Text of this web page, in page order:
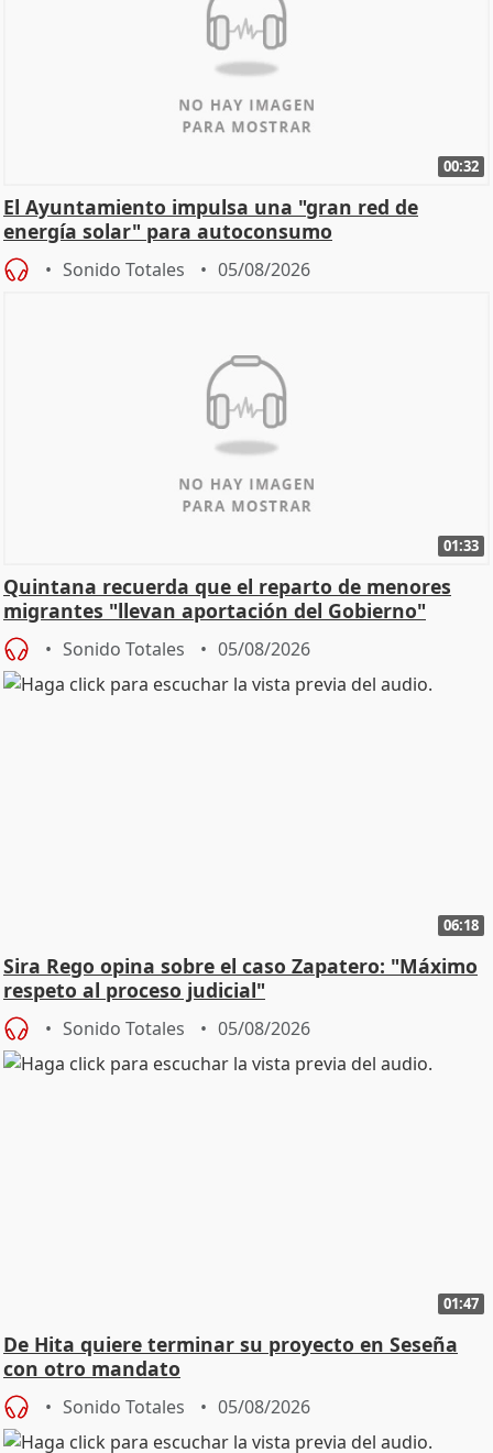
00:32
El Ayuntamiento impulsa una "gran red de
energía solar" para autoconsumo
Sonido Totales 05/08/2026
01:33
Quintana recuerda que el reparto de menores
migrantes "llevan aportación del Gobierno"
central
Sonido Totales 05/08/2026
06:18
Sira Rego opina sobre el caso Zapatero: "Máximo
respeto al proceso judicial"
Sonido Totales 05/08/2026
01:47
De Hita quiere terminar su proyecto en Seseña
con otro mandato
Sonido Totales 05/08/2026